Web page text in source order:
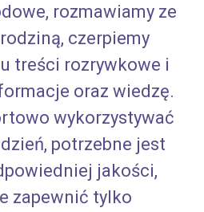
rozmawiamy ze
czerpiemy
treści rozrywkowe i
oraz wiedzę.
wykorzystywać
potrzebne jest
jakości,
zapewnić tylko